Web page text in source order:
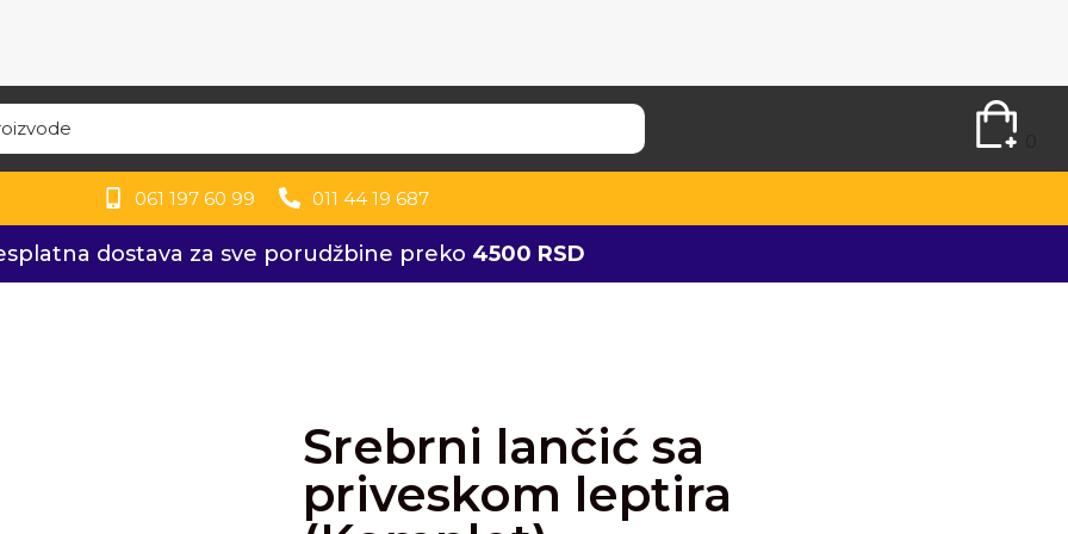
061 197 60 99 011 44 19 687
dostava za sve porudžbine preko 4500 RSD
Srebrni lančić sa
priveskom leptira